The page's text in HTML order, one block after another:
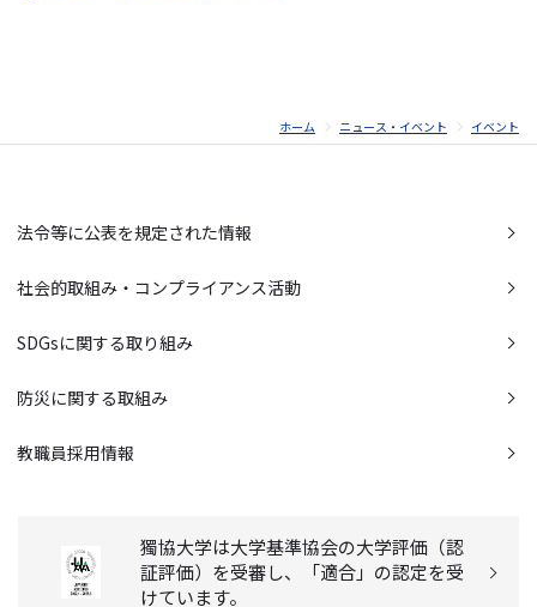
ホーム ニュース・イベント イベント
法令等に公表を規定された情報
社会的取組み・コンプライアンス活動
SDGsに関する取り組み
防災に関する取組み
教職員採用情報
獨協大学は大学基準協会の大学評価（認
証評価）を受審し、「適合」の認定を受
けています。